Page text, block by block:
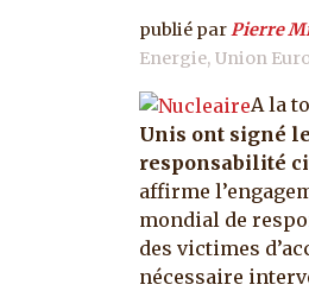
publié par Pierre
Energie Union
A la
Unis ont signé
responsabilité
affirme
mondial de
des victimes
nécessaire